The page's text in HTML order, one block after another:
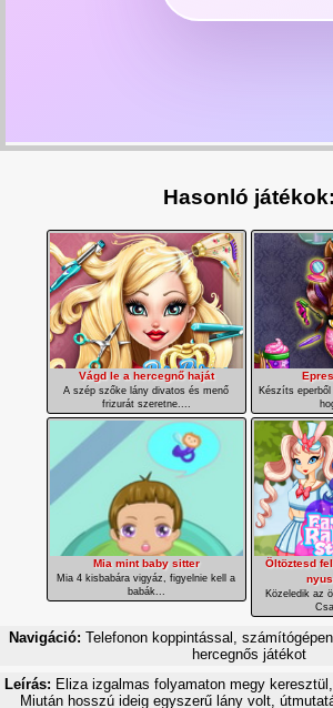
Hasonló játékok:
Vágd le a hercegnő haját
A szép szőke lány divatos és menő
frizurát szeretne....
Készíts eperből
Mia mint baby sitter
Mia 4 kisbabára vigyáz, figyelnie kell a
babák...
Öltöztesd
Közeledik az
Navigáció: Telefonon koppintással,
hercegnős játékot
Leírás: Eliza izgalmas folyamaton megy
Miután hosszú ideig egyszerű lány volt,